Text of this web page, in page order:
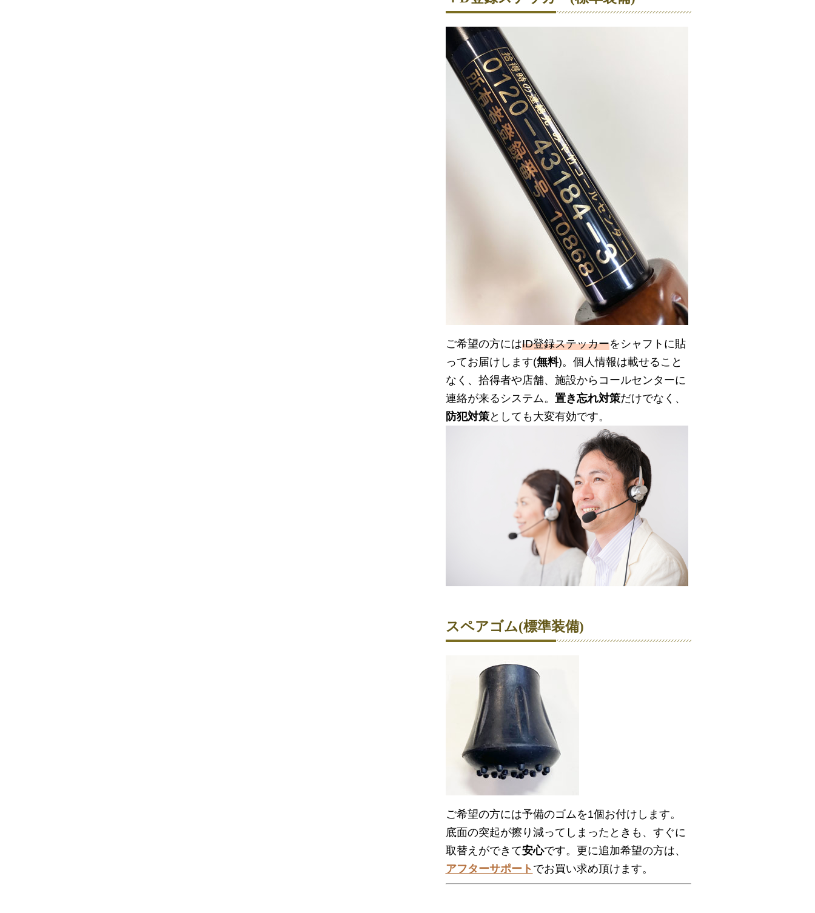
ご希望の方にはID登録ステッカーをシャフトに貼
ってお届けします(無料)。個人情報は載せること
なく、拾得者や店舗、施設からコールセンターに
連絡が来るシステム。 置き忘れ対策だけでなく、
防犯対策としても大変有効です。
スペアゴム(標準装備)
ご希望の方には予備のゴムを1個お付けします。
底面の突起が擦り減ってしまったときも、すぐに
取替えができて安心です。更に追加希望の方は、
アフターサポート でお買い求め頂けます。